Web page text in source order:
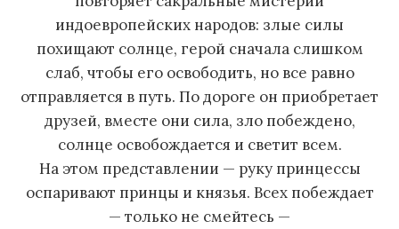
индоевропейских народов: злые силы
похищают солнце, герой сначала слишком
слаб, чтобы его освободить, но все равно
отправляется в путь. По дороге он приобретает
друзей, вместе они сила, зло побеждено,
солнце освобождается и светит всем.
На этом представлении — руку принцессы
оспаривают принцы и князья. Всех побеждает
— только не смейтесь —